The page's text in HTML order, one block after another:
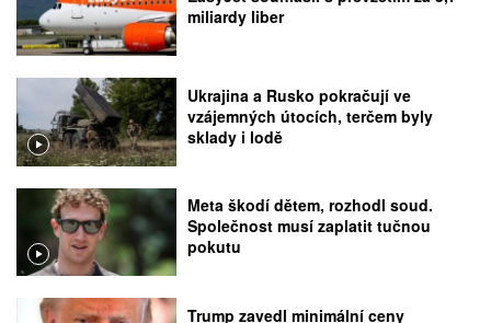
miliardy liber
Ukrajina a Rusko pokračují ve
vzájemných útocích, terčem byly
sklady i lodě
Meta škodí dětem, rozhodl soud.
Společnost musí zaplatit tučnou
pokutu
Trump zavedl minimální ceny